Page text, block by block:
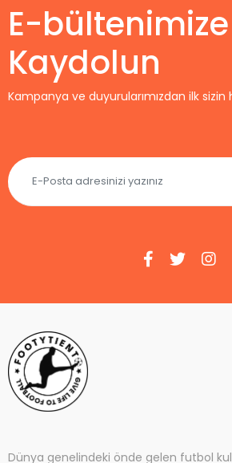
E-bültenimize
Kaydolun
Kampanya ve duyurularımızdan ilk sizin
Dünya genelindeki önde gelen futbol